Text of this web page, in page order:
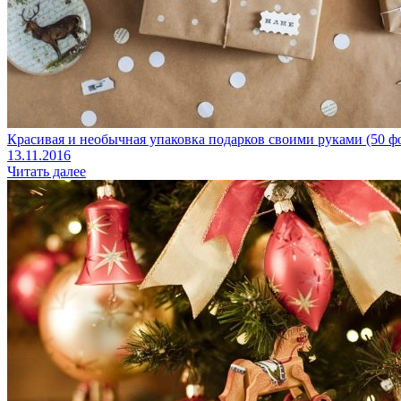
Красивая и необычная упаковка подарков своими руками (50
13.11.2016
Читать далее